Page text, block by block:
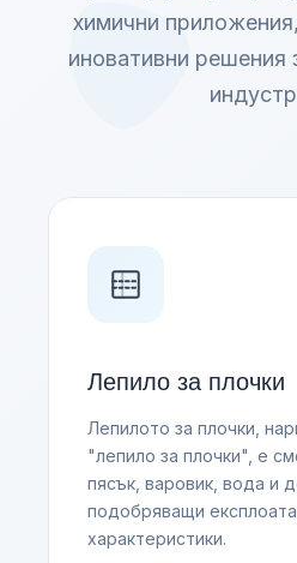
химични
иновативни решения
Лепило за плочки
Лепилото за плочки,
"лепило за плочки", е
пясък, варовик, вода и
подобряващи
характеристики.